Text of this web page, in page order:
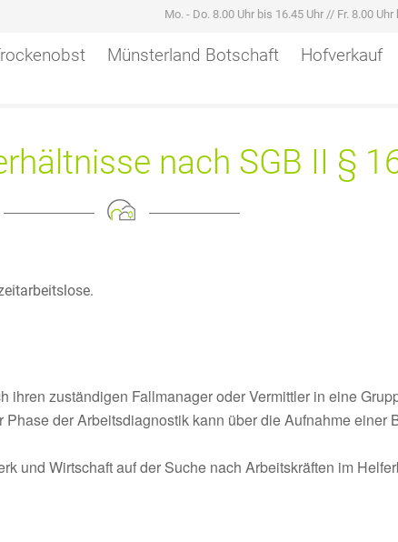
Mo. - Do. 8.00 Uhr bis 16.45 Uhr // Fr. 8.00
Münsterland Botschaft Hofverkauf
nach SGB II §
ihren zuständigen Fallmanager oder Vermittler in eine
der Arbeitsdiagnostik kann über die Aufnahme einer
und Wirtschaft auf der Suche nach Arbeitskräften im